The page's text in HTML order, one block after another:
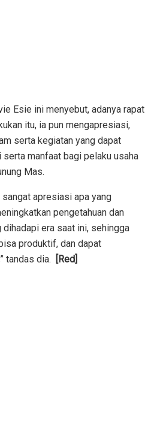
Esie ini menyebut, adanya rapat
itu, ia pun mengapresiasi,
serta kegiatan yang dapat
manfaat bagi pelaku usaha
Mas.
sangat apresiasi apa yang
pengetahuan dan
dihadapi era saat ini, sehingga
produktif, dan dapat
tandas dia.
[Red]